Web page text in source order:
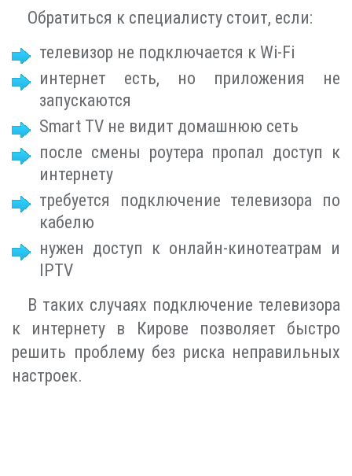
Обратиться к специалисту стоит, если:
телевизор не подключается к Wi-Fi
интернет есть, но приложения не
запускаются
Smart TV не видит домашнюю сеть
после смены роутера пропал доступ к
интернету
требуется подключение телевизора по
кабелю
нужен доступ к онлайн-кинотеатрам и
IPTV
В таких случаях подключение телевизора
к интернету в Кирове позволяет быстро
решить проблему без риска неправильных
настроек.